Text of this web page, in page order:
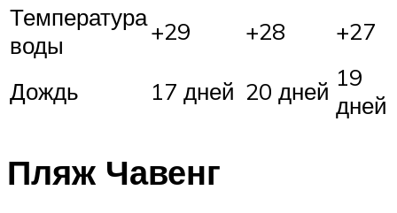
Температура
воды
+29 +28 +27
Дождь 17 дней 20 дней 19
дней
Пляж Чавенг